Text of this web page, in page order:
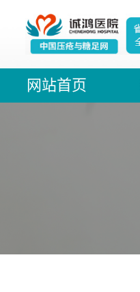
网站首页